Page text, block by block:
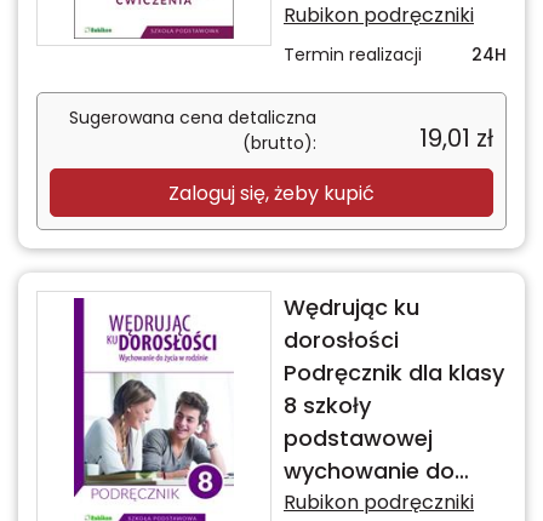
życia w rodzinie
Rubikon podręczniki
Termin realizacji 24H
Sugerowana cena detaliczna
(brutto):
19,01 zł
Zaloguj się, żeby kupić
Wędrując ku
dorosłości
Podręcznik dla klasy
8 szkoły
podstawowej
wychowanie do
życia w rodzinie
Rubikon podręczniki